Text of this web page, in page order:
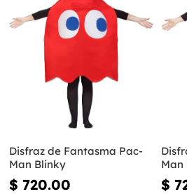
Disfraz de Fantasma Pac-
Man Blinky
$ 720.00 $